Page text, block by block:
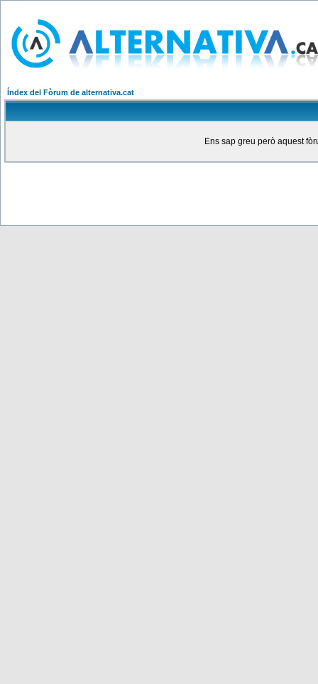
Índex del Fòrum de alternativa.cat
Ens sap greu però aquest